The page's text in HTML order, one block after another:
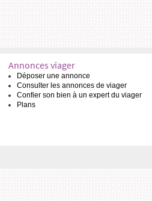
Annonces viager
Déposer une annonce
Consulter les annonces de viager
Confier son bien à un expert du viager
Plans